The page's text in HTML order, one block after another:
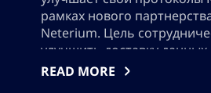
рамках нового
Neterium. Цель
улучшить доставку данных
проверки транзакций
READ MORE